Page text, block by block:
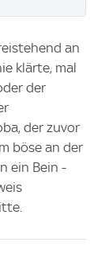
an
klärte, mal
der
der zuvor
böse an der
ein Bein -